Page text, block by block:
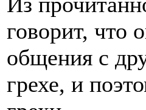
говорит, что
общения с
грехе, и